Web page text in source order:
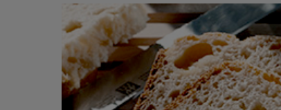
すべての
取っ手つ
取っ手の
すべてのフライパン・鍋一覧
取っ手つきフライパン・鍋一覧
取っ手のとれるフライパン・
重要なお知らせ